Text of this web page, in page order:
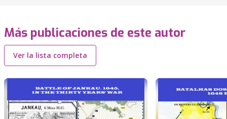
Más publicaciones de este autor
Ver la lista completa